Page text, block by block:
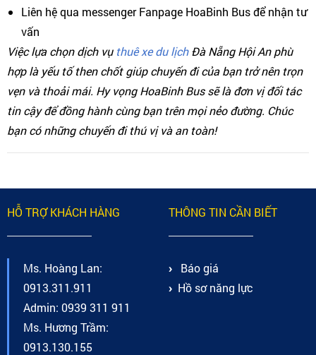
Liên hệ qua messenger Fanpage HoaBinh Bus để nhận tư
vấn
Việc lựa chọn dịch vụ thuê xe du lịchĐà Nẵng Hội An phù
hợp là yếu tố then chốt giúp chuyến đi của bạn trở nên trọn
vẹn và thoải mái. Hy vọng HoaBinh Bus sẽ là đơn vị đối tác
tin cậy để đồng hành cùng bạn trên mọi nẻo đường. Chúc
bạn có những chuyến đi thú vị và an toàn!
HỖ TRỢ KHÁCH HÀNG
Ms. Hoàng Lan:
0913.311.911
Admin: 0939 311 911
Ms. Hương Trầm:
0913.130.155
THÔNG TIN CẦN BIẾT
Báo giá
Hồ sơ năng lực